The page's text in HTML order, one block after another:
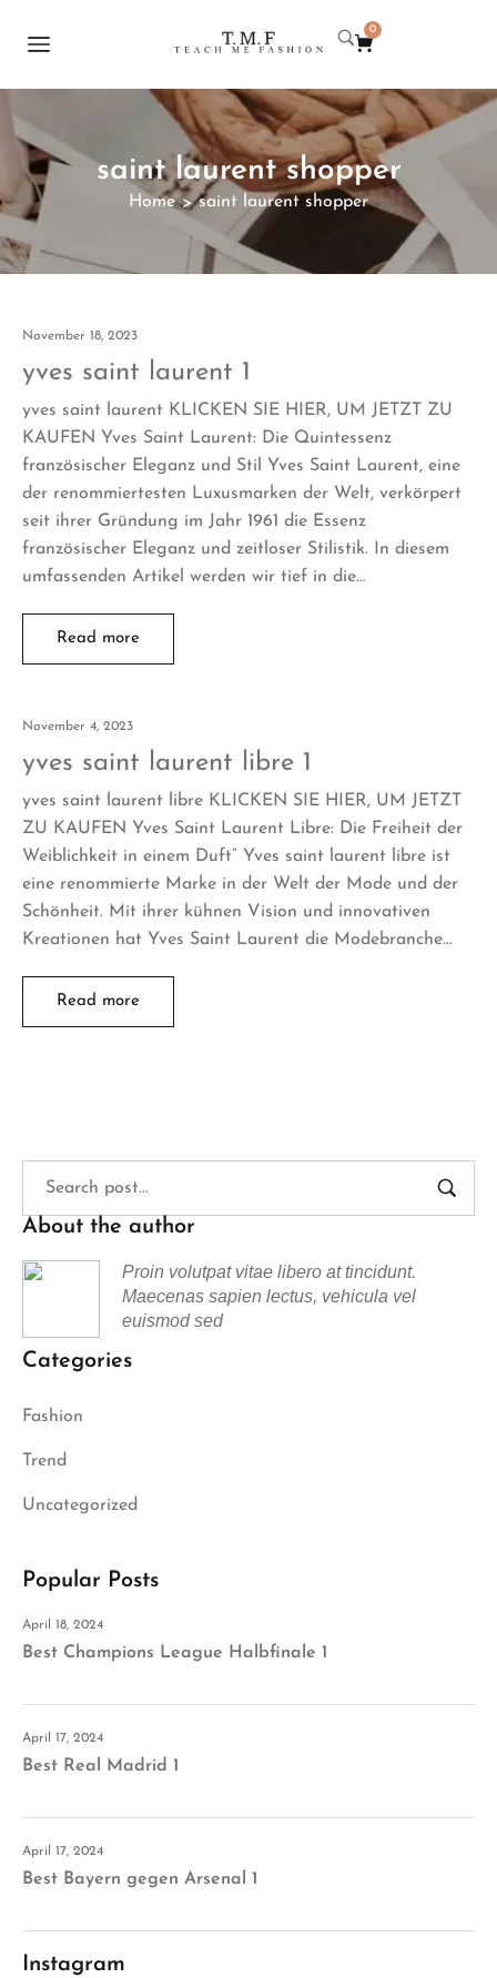
0
saint laurent shopper
Home > saint laurent shopper
November 18, 2023
yves saint laurent 1
yves saint laurent KLICKEN SIE HIER, UM JETZT ZU
KAUFEN Yves Saint Laurent: Die Quintessenz
französischer Eleganz und Stil Yves Saint Laurent, eine
der renommiertesten Luxusmarken der Welt, verkörpert
seit ihrer Gründung im Jahr 1961 die Essenz
französischer Eleganz und zeitloser Stilistik. In diesem
umfassenden Artikel werden wir tief in die…
Read more
November 4, 2023
yves saint laurent libre 1
yves saint laurent libre KLICKEN SIE HIER, UM JETZT
ZU KAUFEN Yves Saint Laurent Libre: Die Freiheit der
Weiblichkeit in einem Duft” Yves saint laurent libre ist
eine renommierte Marke in der Welt der Mode und der
Schönheit. Mit ihrer kühnen Vision und innovativen
Kreationen hat Yves Saint Laurent die Modebranche…
Read more
About the author
Proin volutpat vitae libero at tincidunt.
Maecenas sapien lectus, vehicula vel
euismod sed
Categories
Fashion
Trend
Uncategorized
Popular Posts
April 18, 2024
Best Champions League Halbfinale 1
April 17, 2024
Best Real Madrid 1
April 17, 2024
Best Bayern gegen Arsenal 1
Instagram